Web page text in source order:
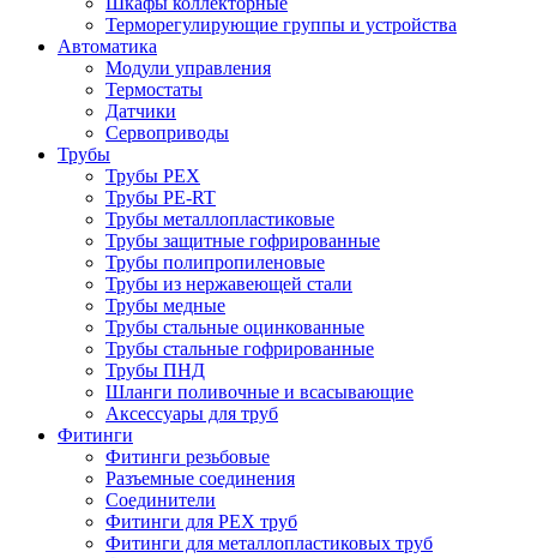
Терморегулирующие группы и устройства
Автоматика
Модули управления
Термостаты
Датчики
Сервоприводы
Трубы
Трубы PEX
Трубы PE-RT
Трубы металлопластиковые
Трубы защитные гофрированные
Трубы полипропиленовые
Трубы из нержавеющей стали
Трубы медные
Трубы стальные оцинкованные
Трубы стальные гофрированные
Трубы ПНД
Шланги поливочные и всасывающие
Аксессуары для труб
Фитинги
Фитинги резьбовые
Разъемные соединения
Соединители
Фитинги для PEX труб
Фитинги для металлопластиковых труб